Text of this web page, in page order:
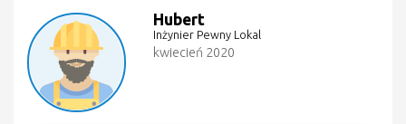
Hubert
Inżynier Pewny Lokal
kwiecień 2020